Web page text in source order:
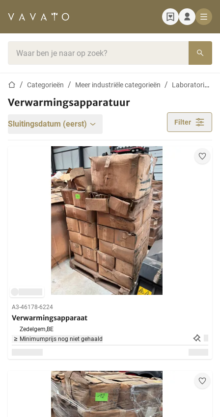
StartpaginaCategorieën Meer industriële categorieën Laboratoriumapparatuur
Verwarmingsapparatuur
Sluitingsdatum (eerst) Filter
A3-46178-6224
Verwarmingsapparaat
Zedelgem,BE
Minimumprijs nog niet gehaald